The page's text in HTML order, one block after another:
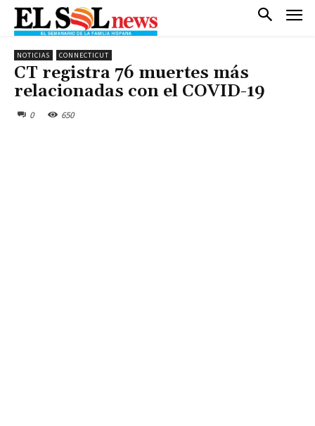
NOTICIAS CONNECTICUT
CT registra 76 muertes más
relacionadas con el COVID-19
0 650